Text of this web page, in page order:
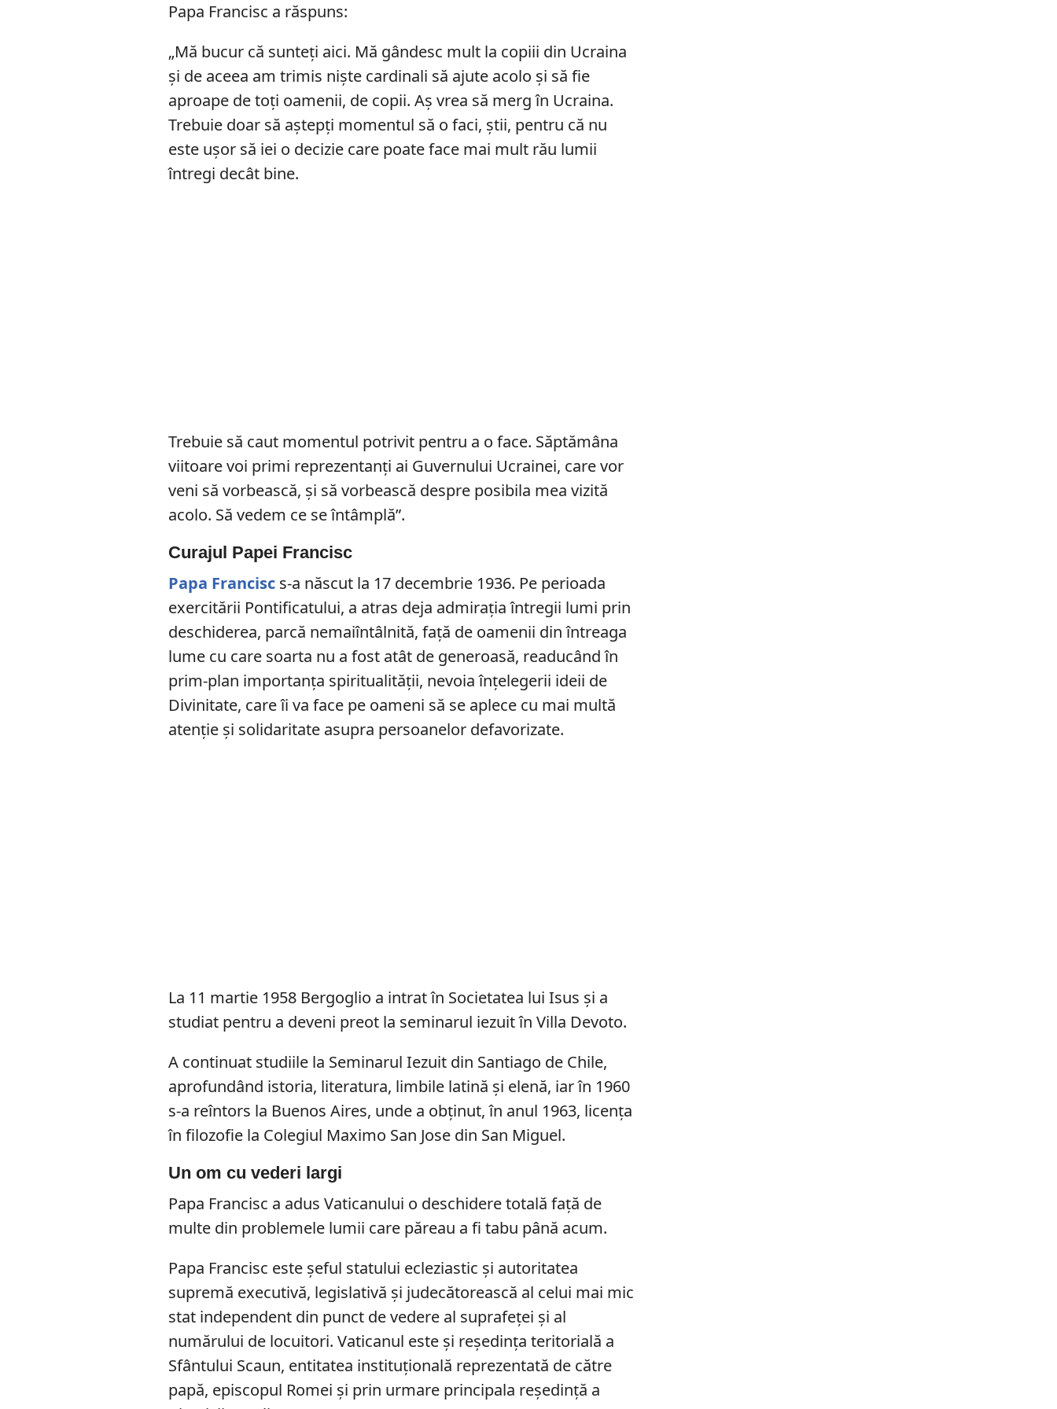
Papa Francisc a răspuns:
„Mă bucur că sunteți aici. Mă gândesc mult la copiii din Ucraina
și de aceea am trimis niște cardinali să ajute acolo și să fie
aproape de toți oamenii, de copii. Aș vrea să merg în Ucraina.
Trebuie doar să aștepți momentul să o faci, știi, pentru că nu
este ușor să iei o decizie care poate face mai mult rău lumii
întregi decât bine.
Trebuie să caut momentul potrivit pentru a o face. Săptămâna
viitoare voi primi reprezentanți ai Guvernului Ucrainei, care vor
veni să vorbească, și să vorbească despre posibila mea vizită
acolo. Să vedem ce se întâmplă”.
Curajul Papei Francisc
Papa Francisc s-a născut la 17 decembrie 1936. Pe perioada
exercitării Pontificatului, a atras deja admiraţia întregii lumi prin
deschiderea, parcă nemaiîntâlnită, faţă de oamenii din întreaga
lume cu care soarta nu a fost atât de generoasă, readucând în
prim-plan importanţa spiritualităţii, nevoia înţelegerii ideii de
Divinitate, care îi va face pe oameni să se aplece cu mai multă
atenţie şi solidaritate asupra persoanelor defavorizate.
La 11 martie 1958 Bergoglio a intrat în Societatea lui Isus și a
studiat pentru a deveni preot la seminarul iezuit în Villa Devoto.
A continuat studiile la Seminarul Iezuit din Santiago de Chile,
aprofundând istoria, literatura, limbile latină şi elenă, iar în 1960
s-a reîntors la Buenos Aires, unde a obţinut, în anul 1963, licenţa
în filozofie la Colegiul Maximo San Jose din San Miguel.
Un om cu vederi largi
Papa Francisc a adus Vaticanului o deschidere totală faţă de
multe din problemele lumii care păreau a fi tabu până acum.
Papa Francisc este şeful statului ecleziastic şi autoritatea
supremă executivă, legislativă şi judecătorească al celui mai mic
stat independent din punct de vedere al suprafeţei şi al
numărului de locuitori. Vaticanul este şi reşedinţa teritorială a
Sfântului Scaun, entitatea instituţională reprezentată de către
papă, episcopul Romei şi prin urmare principala reşedinţă a